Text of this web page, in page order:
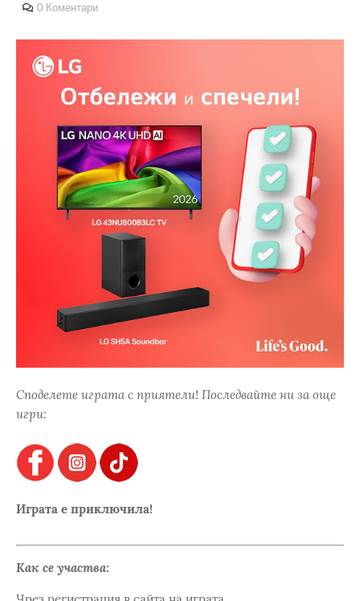
0 Коментари
Споделете играта с приятели! Последвайте ни за още
игри:
Играта е приключила!
Как се участва: